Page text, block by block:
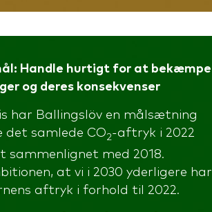
Handle hurtigt for at bekæmpe
og deres konsekvenser
har Ballingslöv en målsætning
det samlede CO2-aftryk i 2022
sammenlignet med 2018.
at vi i 2030 yderligere har
aftryk i forhold til 2022.